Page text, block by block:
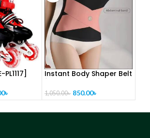
৳
Instant Body Shaper Belt
1,050.00৳ 850.00৳